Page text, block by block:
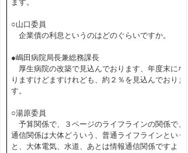
ます。
○山口委員
企業債の利息というのはどのぐらいですか。
●嶋田病院局長兼総務課長
厚生病院の改築で見込んでおります、年度末にな
りますけどますけれども、約２％を見込んでおりま
す。
○湯原委員
予算関係で、３ページのライフラインの関係で、
通信関係は大体どういう、普通ライフラインという
と、大体電気、水道、あとは情報通信関係ですよ